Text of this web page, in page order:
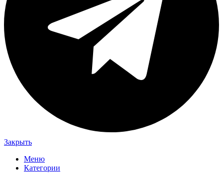
Закрыть
Меню
Категории